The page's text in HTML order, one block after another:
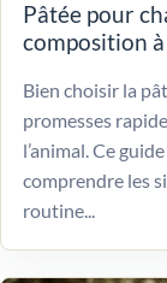
Pâtée pour
composition
Bien choisir la
promesses
l’animal. Ce
comprendre les
routine...